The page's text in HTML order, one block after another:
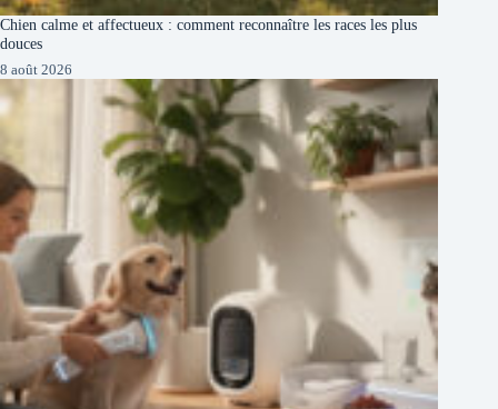
Chien calme et affectueux : comment reconnaître les races les plus
douces
8 août 2026